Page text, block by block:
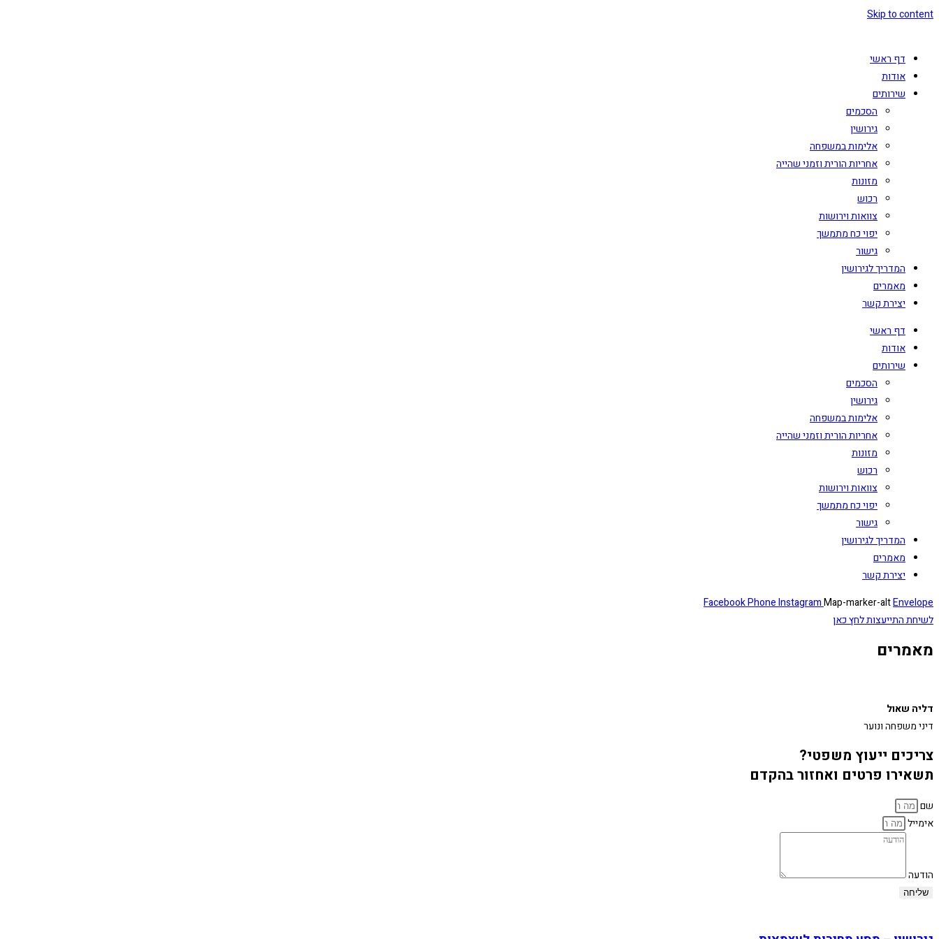
Skip to content
דף ראשי
אודות
שירותים
הסכמים
גירושין
אלימות במשפחה
אחריות הורית וזמני שהייה
מזונות
רכוש
צוואות וירושות
יפוי כח מתמשך
גישור
המדריך לגירושין
מאמרים
יצירת קשר
דף ראשי
אודות
שירותים
הסכמים
גירושין
אלימות במשפחה
אחריות הורית וזמני שהייה
מזונות
רכוש
צוואות וירושות
יפוי כח מתמשך
גישור
המדריך לגירושין
מאמרים
יצירת קשר
FacebookPhoneInstagramMap-marker-altEnvelope
לשיחת התייעצות לחץ כאן
מאמרים
דליה שאול
דיני משפחה ונוער
צריכים ייעוץ משפטי?
תשאירו פרטים ואחזור בהקדם
שם
אימייל
הודעה
שליחה